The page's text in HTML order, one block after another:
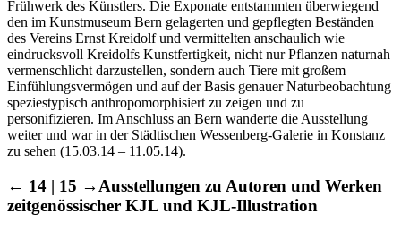
Frühwerk des Künstlers. Die Exponate entstammten überwiegend
den im Kunstmuseum Bern gelagerten und gepflegten Beständen
des Vereins Ernst Kreidolf und vermittelten anschaulich wie
eindrucksvoll Kreidolfs Kunstfertigkeit, nicht nur Pflanzen naturnah
vermenschlicht darzustellen, sondern auch Tiere mit großem
Einfühlungsvermögen und auf der Basis genauer Naturbeobachtung
speziestypisch anthropomorphisiert zu zeigen und zu
personifizieren. Im Anschluss an Bern wanderte die Ausstellung
weiter und war in der Städtischen Wessenberg-Galerie in Konstanz
zu sehen (15.03.14 – 11.05.14).
← 14 | 15 → Ausstellungen zu Autoren und Werken
zeitgenössischer KJL und KJL-Illustration